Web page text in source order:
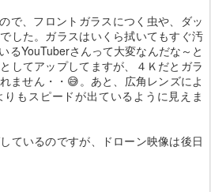
で、フロントガラスにつく虫や、ダッ
した。ガラスはいくら拭いてもすぐ汚
るYouTuberさんって大変なんだな～と
してアップしてますが、４Ｋだとガラ
ません・・😅。あと、広角レンズによ
もスピードが出ているように見えま
ているのですが、ドローン映像は後日